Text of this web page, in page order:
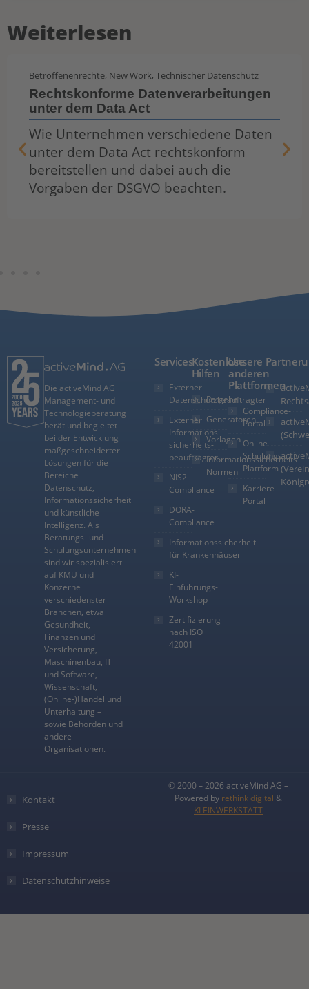
Weiterlesen
Betroffenenrechte, New Work, Technischer Datenschutz
Rechtskonforme Datenverarbeitungen
unter dem Data Act
Wie Unternehmen verschiedene Daten
unter dem Data Act rechtskonform
bereitstellen und dabei auch die
Vorgaben der DSGVO beachten.
Die activeMind AG
Management- und
Technologieberatung
berät und begleitet
bei der Entwicklung
maßgeschneiderter
Lösungen für die
Bereiche
Datenschutz,
Informationssicherheit
und künstliche
Intelligenz. Als
Beratungs- und
Schulungsunternehmen
sind wir spezialisiert
auf KMU und
Konzerne
verschiedenster
Branchen, etwa
Gesundheit,
Finanzen und
Versicherung,
Maschinenbau, IT
und Software,
Wissenschaft,
(Online-)Handel und
Unterhaltung –
sowie Behörden und
andere
Organisationen.
Services
Externer
Datenschutzbeauftragter
Externer
Informations­
sicherheits­
beauftragter
NIS2-
Compliance
DORA-
Compliance
Informationssicherheit
für Krankenhäuser
KI-
Einführungs-
Workshop
Zertifizierung
nach ISO
42001
Kostenlose
Hilfen
Ratgeber
Generatoren
Vorlagen
Informationssicherheits-
Normen
Unsere
anderen
Plattformen
Compliance-
Portal
Online-
Schulungs-
Plattform
Karriere-
Portal
Kontakt
Presse
Impressum
Datenschutzhinweise
© 2000 – 2026 activeMind AG –
Powered by rethink digital &
KLEINWERKSTATT